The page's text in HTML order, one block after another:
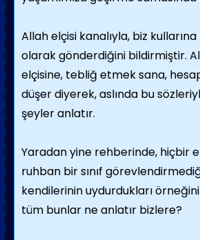
Allah elçisi kanalıyla, biz kullarına
olarak gönderdiğini bildirmiştir.
elçisine, tebliğ etmek sana,
düşer diyerek, aslında bu
şeyler anlatır.
Yaradan yine rehberinde, hiçbir
ruhban bir sınıf
kendilerinin uydurdukları
tüm bunlar ne anlatır bizlere?